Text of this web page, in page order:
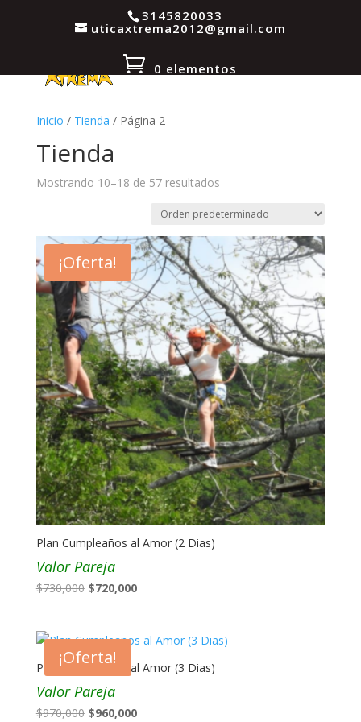
3145820033
uticaxtrema2012@gmail.com
0 elementos
Inicio / Tienda / Página 2
Tienda
Mostrando 10–18 de 57 resultados
¡Oferta!
Plan Cumpleaños al Amor (2 Dias)
Valor Pareja
$730,000 El
era:
$730,000.
$720,000El
es:
$720,000.
¡Oferta!
Plan Cumpleaños al Amor (3 Dias)
Valor Pareja
$970,000 El
$960,000El